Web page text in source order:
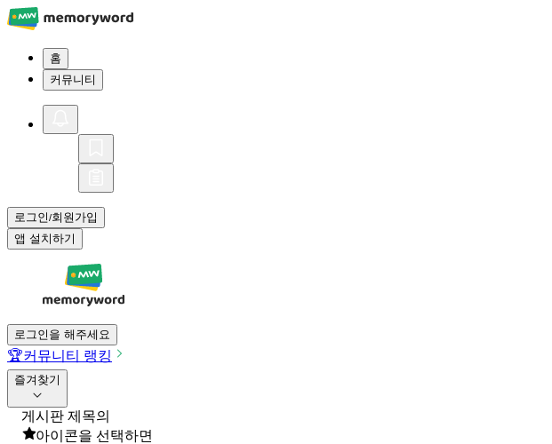
홈
커뮤니티
로그인/회원가입
앱 설치하기
로그인을 해주세요
🏆커뮤니티 랭킹
즐겨찾기
게시판 제목의
아이콘을 선택하면